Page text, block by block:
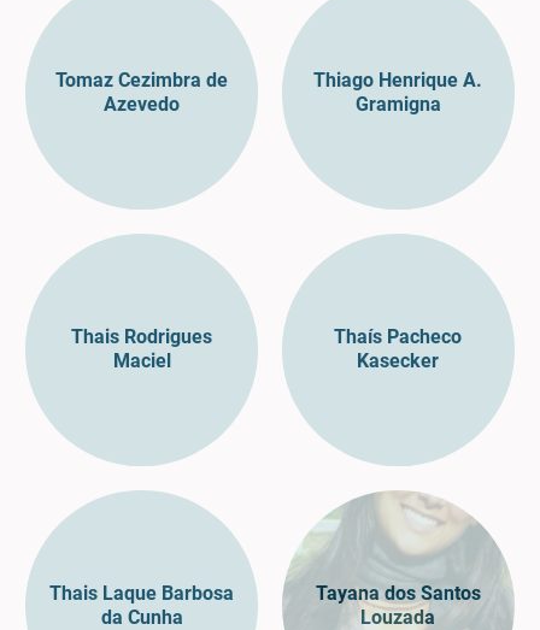
Tomaz Cezimbra de
Azevedo
Thiago Henrique A.
Gramigna
Thais Rodrigues
Maciel
Thaís Pacheco
Kasecker
Thais Laque Barbosa
da Cunha
Tayana dos Santos
Louzada